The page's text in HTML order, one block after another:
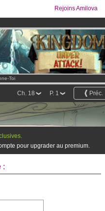
Rejoins Amilova
Toi
Préc.
P. 1
Ch. 18
pour upgrader au premium.
: